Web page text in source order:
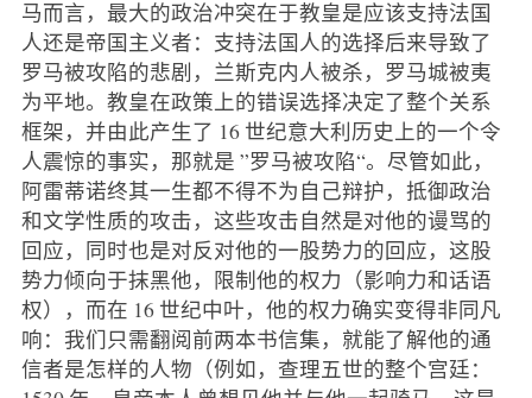
马而言，最大的政治冲突在于教皇是应该支持法国
人还是帝国主义者：支持法国人的选择后来导致了
罗马被攻陷的悲剧，兰斯克内人被杀，罗马城被夷
为平地。教皇在政策上的错误选择决定了整个关系
框架，并由此产生了 16 世纪意大利历史上的一个令
人震惊的事实，那就是 ”罗马被攻陷“。尽管如此，
阿雷蒂诺终其一生都不得不为自己辩护，抵御政治
和文学性质的攻击，这些攻击自然是对他的谩骂的
回应，同时也是对反对他的一股势力的回应，这股
势力倾向于抹黑他，限制他的权力（影响力和话语
权），而在 16 世纪中叶，他的权力确实变得非同凡
响：我们只需翻阅前两本书信集，就能了解他的通
信者是怎样的人物（例如，查理五世的整个宫廷：